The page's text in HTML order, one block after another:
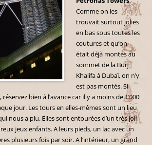
Comme on les
trouvait surtout jolies
en bas sous toutes les
coutures et qu’on
était déjà montés au
sommet de la Burj
Khalifa à Dubaï, on n’y
est pas montés. Si
bien à l’avance car il y a moins de 1’000
jour. Les tours en elles-mêmes sont un lieu
nous a plu. Elles sont entourées d’un très joli
jeux enfants. A leurs pieds, un lac avec un
plusieurs fois par soir. A l’intérieur, un grand